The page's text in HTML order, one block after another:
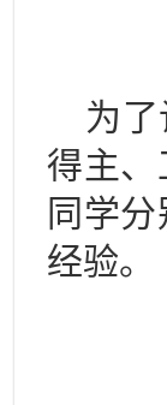
为
得主、
同学
经验。